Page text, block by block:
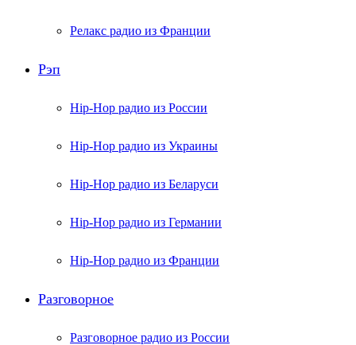
Релакс радио из Франции
Рэп
Hip-Hop радио из России
Hip-Hop радио из Украины
Hip-Hop радио из Беларуси
Hip-Hop радио из Германии
Hip-Hop радио из Франции
Разговорное
Разговорное радио из России